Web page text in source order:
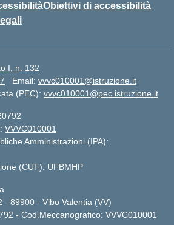
Obiettivi di accessibilità
I, n. 132
Email: vvvc010001@istruzione.it
(PEC): vvvc010001@pec.istruzione.it
VVVC010001
Amministrazioni (IPA):
(CUF): UFBMHP
- 89900 - Vibo Valentia (VV)
- Cod.Meccanografico: VVVC010001